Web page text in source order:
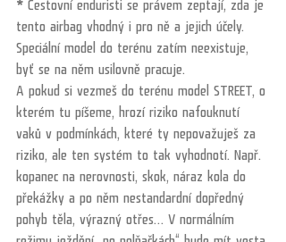
tento airbag vhodný i pro ně a jejich účely.
Speciální model do terénu zatím neexistuje,
byť se na něm usilovně pracuje.
A pokud si vezmeš do terénu model STREET, o
kterém tu píšeme, hrozí riziko nafouknutí
vaků v podmínkách, které ty nepovažuješ za
riziko, ale ten systém to tak vyhodnotí. Např.
kopanec na nerovnosti, skok, náraz kola do
překážky a po něm nestandardní dopředný
pohyb těla, výrazný otřes… V normálním